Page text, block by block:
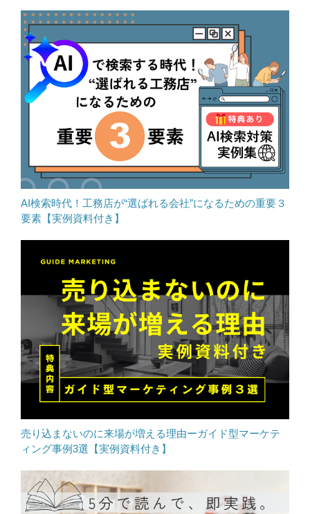
AI検索時代！工務店が“選ばれる会社”になるための重要３
要素【実例資料付き】
売り込まないのに来場が増える理由ーガイド型マーケテ
ィング事例3選【実例資料付き】